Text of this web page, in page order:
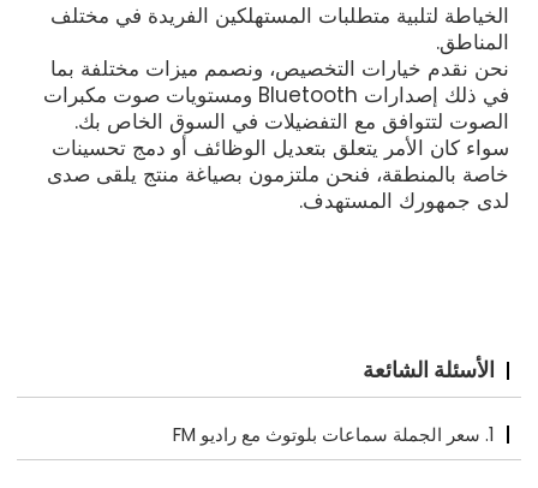
الخياطة لتلبية متطلبات المستهلكين الفريدة في مختلف
المناطق.
نحن نقدم خيارات التخصيص، ونصمم ميزات مختلفة بما
في ذلك إصدارات Bluetooth ومستويات صوت مكبرات
الصوت لتتوافق مع التفضيلات في السوق الخاص بك.
سواء كان الأمر يتعلق بتعديل الوظائف أو دمج تحسينات
خاصة بالمنطقة، فنحن ملتزمون بصياغة منتج يلقى صدى
لدى جمهورك المستهدف.
الأسئلة الشائعة
1. سعر الجملة سماعات بلوتوث مع راديو FM